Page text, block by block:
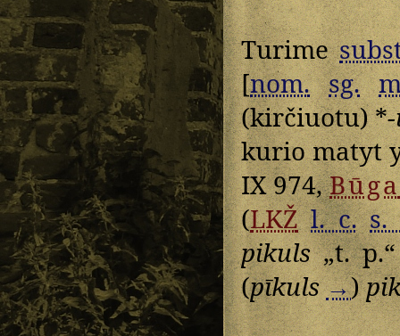
Turime
[nom. sg.
(kirčiuotu) *
kurio matyt
IX 974,Būga
(LKŽ l. c. s.
pikuls„t.
(pīkuls→)